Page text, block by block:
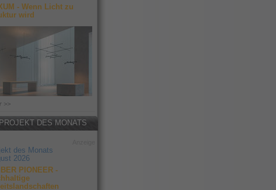
- Wenn Licht zu
wird
>>
PROJEKT DES MONATS
des Monats
2026
PIONEER -